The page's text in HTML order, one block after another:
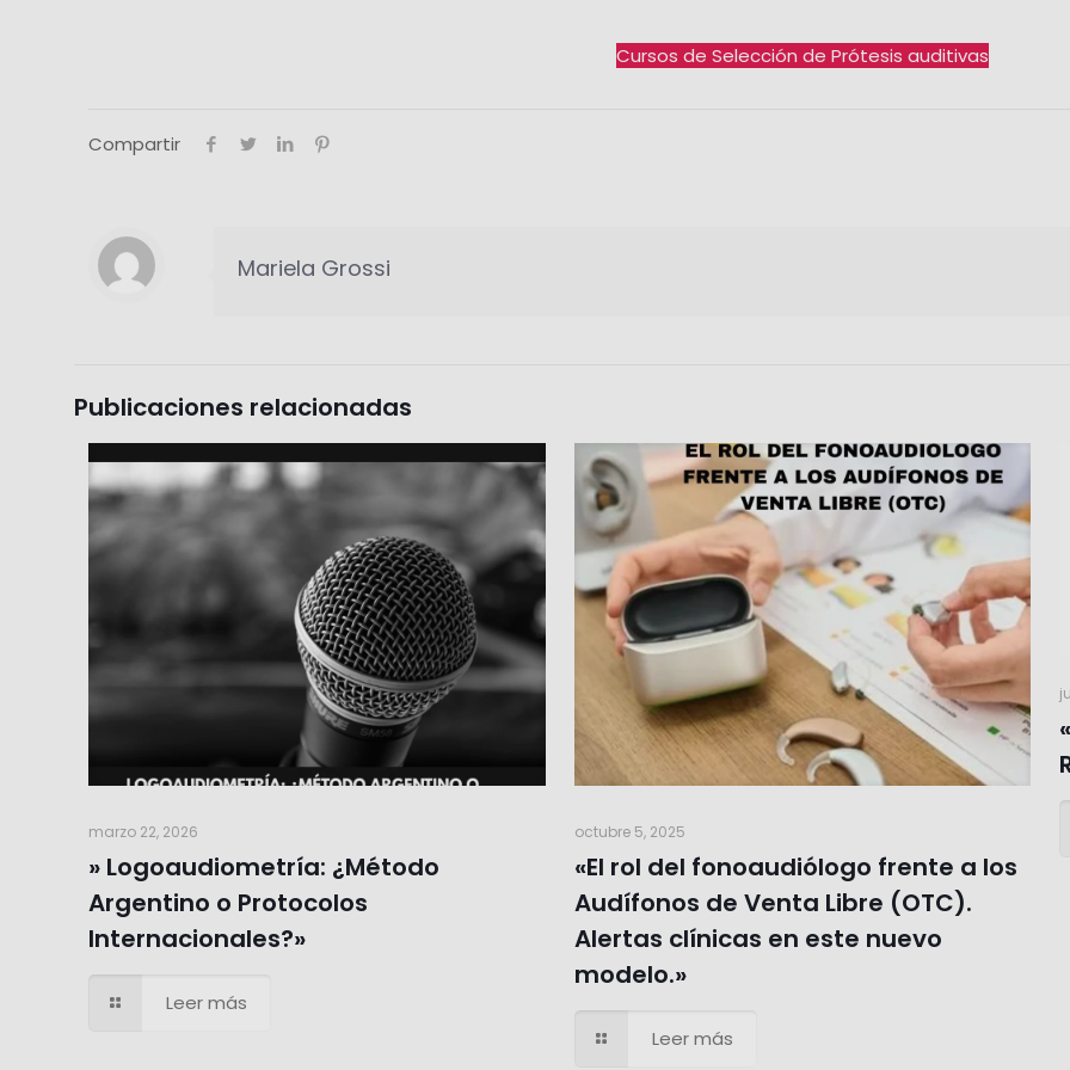
Cursos de Selección de Prótesis auditivas
Compartir
Mariela Grossi
Publicaciones relacionadas
marzo 22, 2026
» Logoaudiometría: ¿Método
Argentino o Protocolos
Internacionales?»
Leer más
octubre 5, 2025
«El rol del fonoaudiólogo frente a los
Audífonos de Venta Libre (OTC).
Alertas clínicas en este nuevo
modelo.»
Leer más